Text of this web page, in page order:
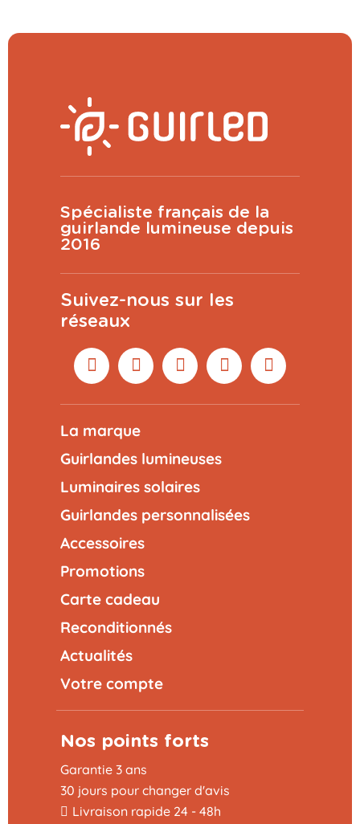
Spécialiste français de la
guirlande lumineuse depuis
2016
Suivez-nous sur les
réseaux
La marque
Guirlandes lumineuses
Luminaires solaires
Guirlandes personnalisées
Accessoires
Promotions
Carte cadeau
Reconditionnés
Actualités
Votre compte
Nos points forts
Garantie 3 ans
30 jours pour changer d'avis
Livraison rapide 24 - 48h